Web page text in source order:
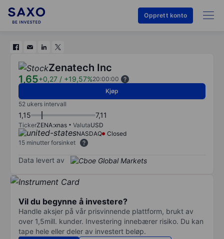
Opprett konto
Zenatech Inc
1,65+0,27 / +19,57%20:00:00
Kjøp
52 ukers intervall
1,15 7,11
TickerZENA:xnas ValutaUSD
NASDAQ
Closed
15 minutter forsinket
Data levert av
Vil du begynne å investere?
Handle aksjer på vår prisvinnende plattform, brukt av
over 1,5mill. kunder. Investering innebærer risiko. Du kan
tape hele eller deler av investert beløp.